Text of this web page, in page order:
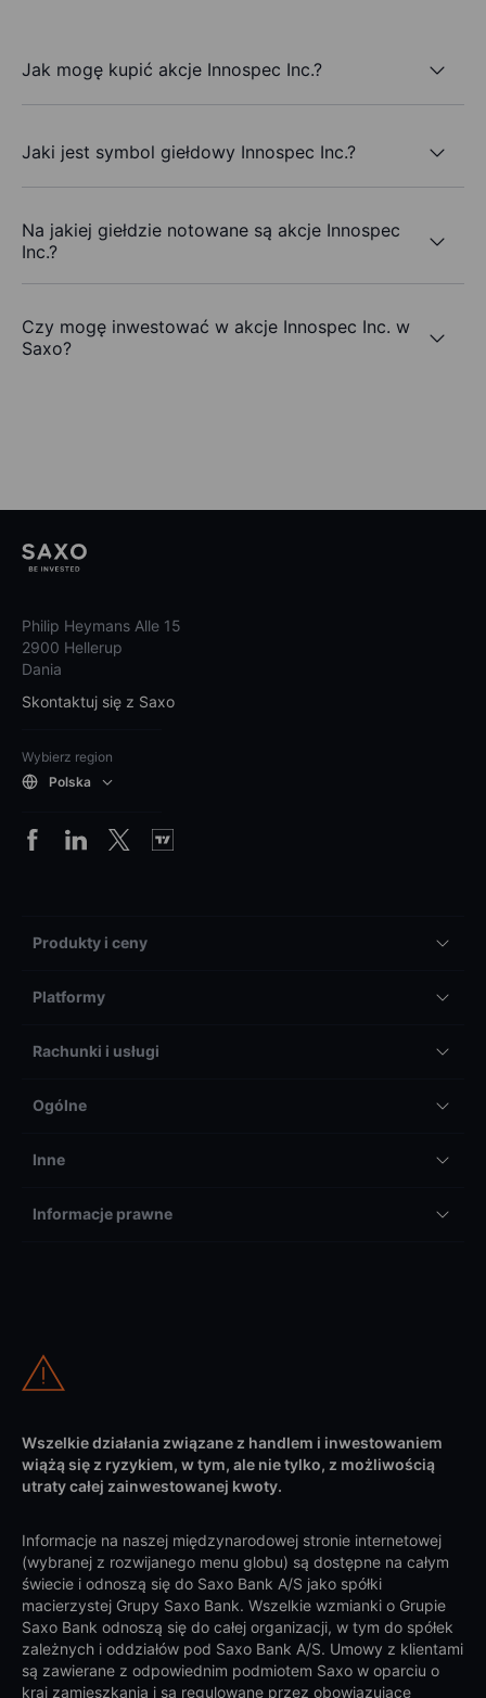
Jak mogę kupić akcje Innospec Inc.?
Jaki jest symbol giełdowy Innospec Inc.?
Na jakiej giełdzie notowane są akcje Innospec
Inc.?
Czy mogę inwestować w akcje Innospec Inc. w
Saxo?
Philip Heymans Alle 15
2900 Hellerup
Dania
Skontaktuj się z Saxo
Wybierz region
Polska
Produkty i ceny
Platformy
Rachunki i usługi
Ogólne
Inne
Informacje prawne
Wszelkie działania związane z handlem i inwestowaniem
wiążą się z ryzykiem, w tym, ale nie tylko, z możliwością
utraty całej zainwestowanej kwoty.
Informacje na naszej międzynarodowej stronie internetowej
(wybranej z rozwijanego menu globu) są dostępne na całym
świecie i odnoszą się do Saxo Bank A/S jako spółki
macierzystej Grupy Saxo Bank. Wszelkie wzmianki o Grupie
Saxo Bank odnoszą się do całej organizacji, w tym do spółek
zależnych i oddziałów pod Saxo Bank A/S. Umowy z klientami
są zawierane z odpowiednim podmiotem Saxo w oparciu o
kraj zamieszkania i są regulowane przez obowiązujące